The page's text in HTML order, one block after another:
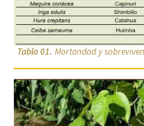
Tabla 01. Mortandad y